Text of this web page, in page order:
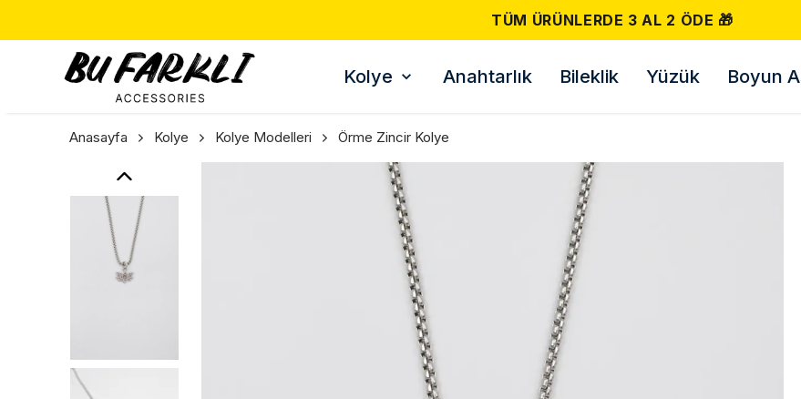
TÜM ÜRÜNLERDE 3 AL 2 ÖDE 🎁
Kolye Anahtarlık Bileklik Yüzük Boyun
Anasayfa Kolye Kolye Modelleri Örme Zincir Kolye